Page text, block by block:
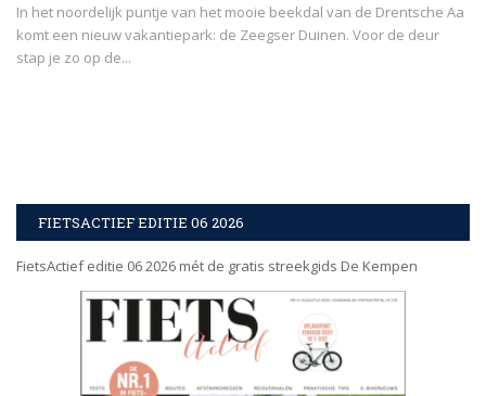
In het noordelijk puntje van het mooie beekdal van de Drentsche Aa
komt een nieuw vakantiepark: de Zeegser Duinen. Voor de deur
stap je zo op de...
FIETSACTIEF EDITIE 06 2026
FietsActief editie 06 2026 mét de gratis streekgids De Kempen